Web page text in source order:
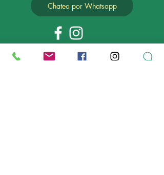
Chatea por Whatsapp
MAPA